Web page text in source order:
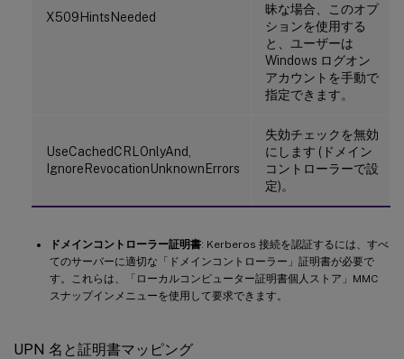
X509HintsNeeded
昧な場合、このオプ
ションを使用する
と、ユーザーは
Windows ログオン
アカウントを手動で
指定できます。
UseCachedCRLOnlyAnd,
IgnoreRevocationUnknownErrors
失効チェックを無効
にします (ドメイン
コントローラーで設
定)。
ドメインコントローラー証明書: Kerberos 接続を認証するには、すべ
てのサーバーに適切な「ドメインコントローラー」証明書が必要で
す。これらは、「ローカルコンピューター証明書個人ストア」MMC
スナップインメニューを使用して要求できます。
UPN 名と証明書マッピング